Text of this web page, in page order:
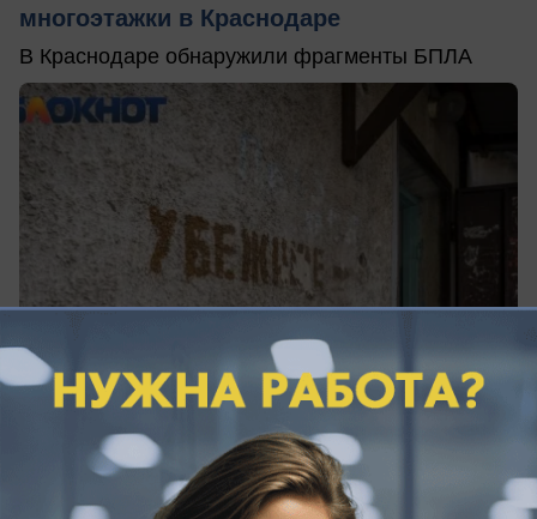
многоэтажки в Краснодаре
В Краснодаре обнаружили фрагменты БПЛА
вчера в 20:07